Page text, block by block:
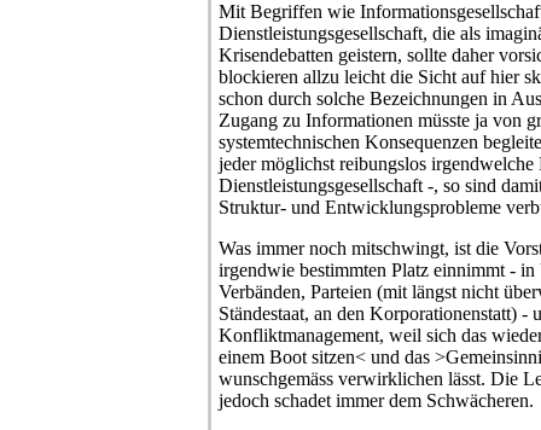
Mit Begriffen wie
Dienstleistungsgesellschaft, die als
Krisendebatten geistern, sollte daher
blockieren allzu leicht die Sicht auf hier
schon durch solche Bezeichnungen in
Zugang zu Informationen müsste ja von
systemtechnischen Konsequenzen
jeder möglichst reibungslos
Dienstleistungsgesellschaft -, so sind
Struktur- und Entwicklungsprobleme
Was immer noch mitschwingt, ist die
irgendwie bestimmten Platz einnimmt -
Verbänden, Parteien (mit längst nicht
Ständestaat, an den Korporationenstatt) -
Konfliktmanagement, weil sich das
einem Boot sitzen< und das
wunschgemäss verwirklichen lässt. Die
jedoch schadet immer dem Schwächeren.